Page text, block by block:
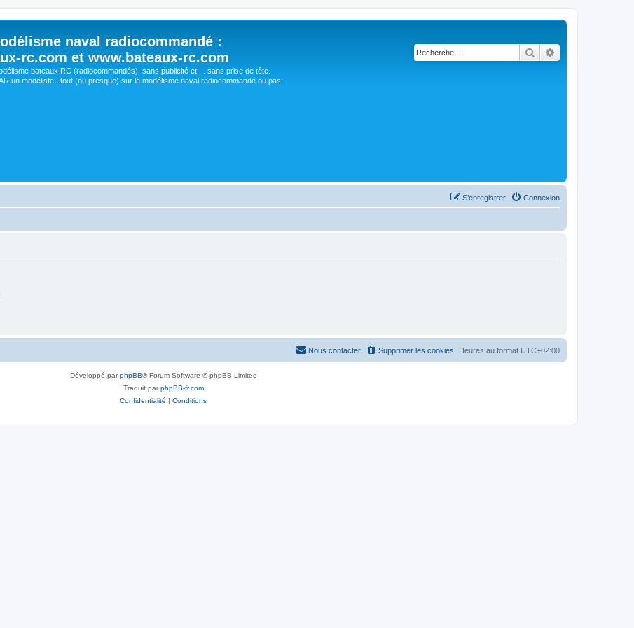
naval radiocommandé :
rc.com et www.bateaux-rc.com
bateaux RC (radiocommandés), sans publicité et ... sans prise de tête.
un modéliste : tout (ou presque) sur le modélisme naval radiocommandé ou pas.
Rechercher
Connexion
S’enregistrer
Heures au format UTC+02:00
Supprimer les cookies
Nous contacter
Développé parphpBB® Forum Software © phpBB Limited
Traduit parphpBB-fr.com
Confidentialité | Conditions